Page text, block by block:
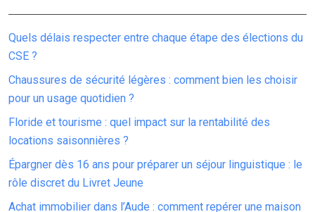
Quels délais respecter entre chaque étape des élections du
CSE ?
Chaussures de sécurité légères : comment bien les choisir
pour un usage quotidien ?
Floride et tourisme : quel impact sur la rentabilité des
locations saisonnières ?
Épargner dès 16 ans pour préparer un séjour linguistique : le
rôle discret du Livret Jeune
Achat immobilier dans l’Aude : comment repérer une maison